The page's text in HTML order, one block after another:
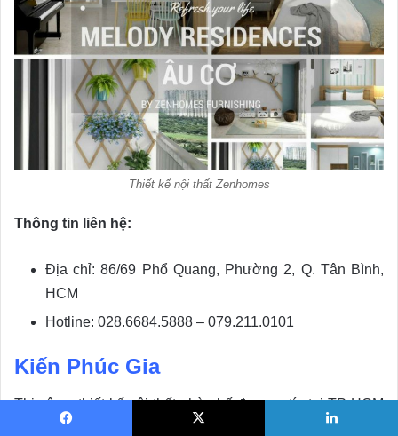
Thiết kế nội thất Zenhomes
Thông tin liên hệ:
Địa chỉ: 86/69 Phổ Quang, Phường 2, Q. Tân Bình,
HCM
Hotline: 028.6684.5888 – 079.211.0101
Kiến Phúc Gia
Thi công, thiết kế nội thất nhà phố đẹp, uy tín tại TP HCM
không thể không kể đến cái tên
. Với đội